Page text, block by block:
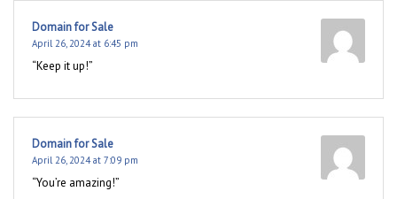
Domain for Sale
April 26, 2024 at 6:45 pm
“Keep it up!”
Domain for Sale
April 26, 2024 at 7:09 pm
“You’re amazing!”